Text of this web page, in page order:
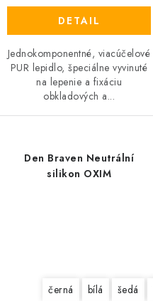
DETAIL
Jednokomponentné, viacúčelové
PUR lepidlo, špeciálne vyvinuté
na lepenie a fixáciu
obkladových a...
Den Braven Neutrální
silikon OXIM
černá bílá šedá